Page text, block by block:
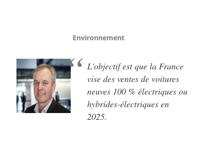
Environnement
L'objectif est que la France
vise des ventes de voitures
neuves 100 % électriques ou
hybrides-électriques en
2025.